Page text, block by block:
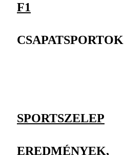
F1
CSAPATSPORTOK
SPORTSZELEP
EREDMÉNYEK,